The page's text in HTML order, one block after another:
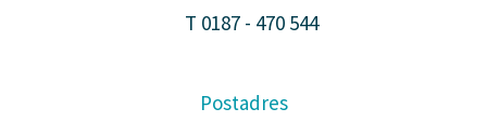
T 0187 - 470 544
Postadres